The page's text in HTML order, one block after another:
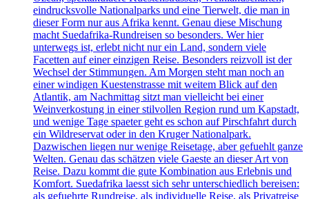
eindrucksvolle Nationalparks und eine Tierwelt, die man in
dieser Form nur aus Afrika kennt. Genau diese Mischung
macht Suedafrika-Rundreisen so besonders. Wer hier
unterwegs ist, erlebt nicht nur ein Land, sondern viele
Facetten auf einer einzigen Reise. Besonders reizvoll ist der
Wechsel der Stimmungen. Am Morgen steht man noch an
einer windigen Kuestenstrasse mit weitem Blick auf den
Atlantik, am Nachmittag sitzt man vielleicht bei einer
Weinverkostung in einer stilvollen Region rund um Kapstadt,
und wenige Tage spaeter geht es schon auf Pirschfahrt durch
ein Wildreservat oder in den Kruger Nationalpark.
Dazwischen liegen nur wenige Reisetage, aber gefuehlt ganze
Welten. Genau das schätzen viele Gaeste an dieser Art von
Reise. Dazu kommt die gute Kombination aus Erlebnis und
Komfort. Suedafrika laesst sich sehr unterschiedlich bereisen:
als gefuehrte Rundreise, als individuelle Reise, als Privatreise